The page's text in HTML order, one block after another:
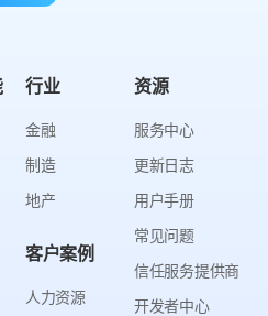
行业
金融
制造
地产
客户案例
人力资源
资源
服务中心
更新日志
用户手册
常见问题
信任服务提供商
开发者中心